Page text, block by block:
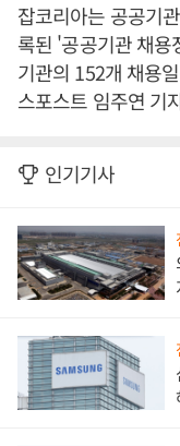
잡코리아는 공공기
록된 '공공기관 채용
기관의 152개 채용
스포스트 임주연 기
인기기사